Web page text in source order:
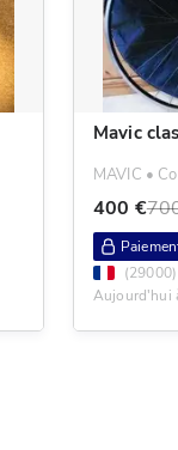
Mavic
MAVIC •
400 €
(29000)
Aujourd'hui